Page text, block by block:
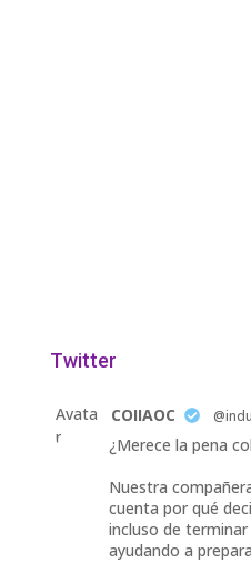
Twitter
Avata
r
COIIAOC
¿Merece la pena
Nuestra
cuenta por qué
incluso de
ayudando a